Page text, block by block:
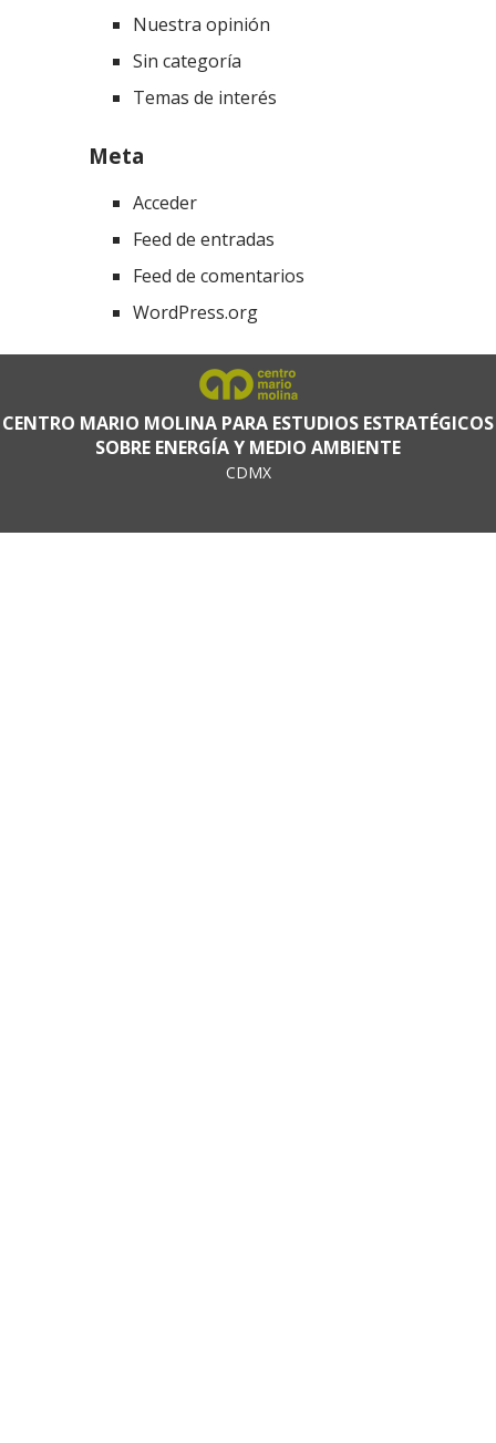
Nuestra opinión
Sin categoría
Temas de interés
Meta
Acceder
Feed de entradas
Feed de comentarios
WordPress.org
CENTRO MARIO MOLINA PARA ESTUDIOS ESTRATÉGICOS
SOBRE ENERGÍA Y MEDIO AMBIENTE
CDMX